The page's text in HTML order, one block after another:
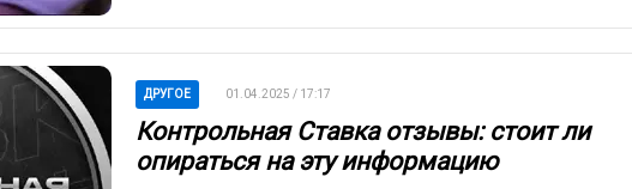
ДРУГОЕ 01.04.2025 / 17:17
Контрольная Ставка отзывы: стоит ли
опираться на эту информацию